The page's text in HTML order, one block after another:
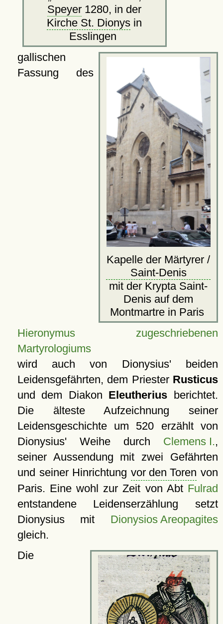
Speyer 1280, in der
Kirche St. Dionys in
Esslingen
Kapelle der Märtyrer /
Saint-Denis
mit der Krypta Saint-
Denis auf dem
Montmartre in Paris
gallischen
Fassung des
Hieronymus zugeschriebenen
Martyrologiums
wird auch von Dionysius' beiden
Leidensgefährten, dem Priester Rusticus
und dem Diakon Eleutherius berichtet.
Die älteste Aufzeichnung seiner
Leidensgeschichte um 520 erzählt von
Dionysius' Weihe durch Clemens I.,
seiner Aussendung mit zwei Gefährten
und seiner Hinrichtungvor den Toren von
Paris. Eine wohl zur Zeit von Abt Fulrad
entstandene Leidenserzählung setzt
Dionysius mit Dionysios Areopagites
gleich.
Die